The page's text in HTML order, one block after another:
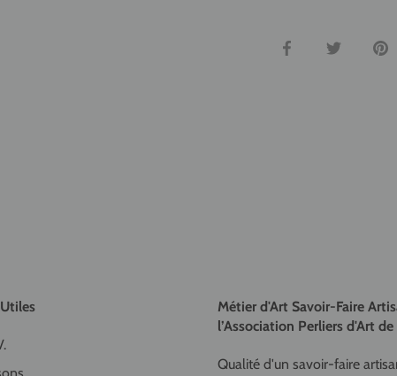
Partager Tweeter
Métier d'Art Savoir-Faire
l’Association Perliers d'Art de
Qualité d'un savoir-faire